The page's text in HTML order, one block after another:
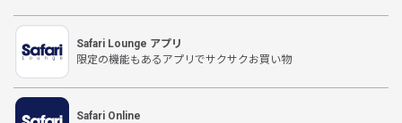
Safari Lounge アプリ
限定の機能もあるアプリでサクサクお買い物
Safari Online